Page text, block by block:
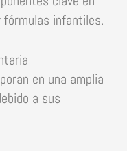
infantiles.
en una amplia
a sus